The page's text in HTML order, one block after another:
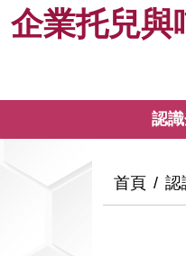
到企
托
兒
企業托兒與
認
:::
首頁 認